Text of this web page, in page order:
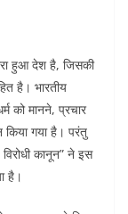
हुआ देश है, जिसकी
है। भारतीय
को मानने, प्रचार
गया है। परंतु
कानून” ने इस
है।